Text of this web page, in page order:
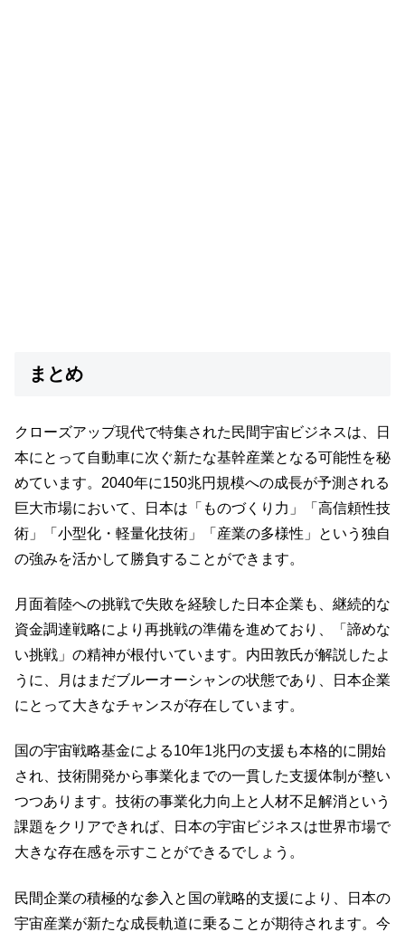
まとめ
クローズアップ現代で特集された民間宇宙ビジネスは、日
本にとって自動車に次ぐ新たな基幹産業となる可能性を秘
めています。2040年に150兆円規模への成長が予測される
巨大市場において、日本は「ものづくり力」「高信頼性技
術」「小型化・軽量化技術」「産業の多様性」という独自
の強みを活かして勝負することができます。
月面着陸への挑戦で失敗を経験した日本企業も、継続的な
資金調達戦略により再挑戦の準備を進めており、「諦めな
い挑戦」の精神が根付いています。内田敦氏が解説したよ
うに、月はまだブルーオーシャンの状態であり、日本企業
にとって大きなチャンスが存在しています。
国の宇宙戦略基金による10年1兆円の支援も本格的に開始
され、技術開発から事業化までの一貫した支援体制が整い
つつあります。技術の事業化力向上と人材不足解消という
課題をクリアできれば、日本の宇宙ビジネスは世界市場で
大きな存在感を示すことができるでしょう。
民間企業の積極的な参入と国の戦略的支援により、日本の
宇宙産業が新たな成長軌道に乗ることが期待されます。今